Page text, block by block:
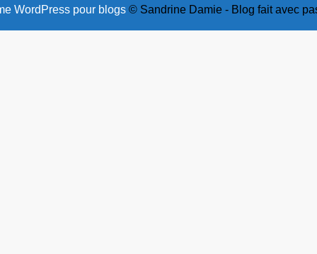
WordPress pour blogs© Sandrine Damie - Blog fait avec